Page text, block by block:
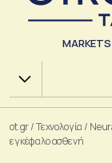
MARKETS
Χ.Α.
ot.gr/Τεχνολογία /
εγκέφαλο ασθενή